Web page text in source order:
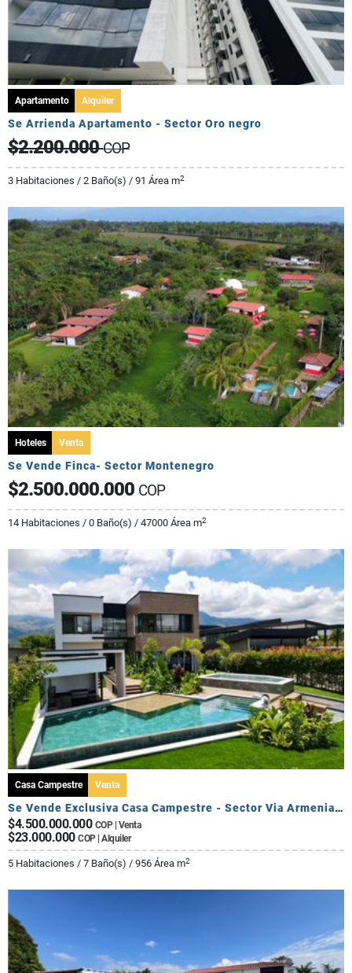
Apartamento Alquiler
Se Arrienda Apartamento - Sector Oro negro
$2.200.000COP
3 Habitaciones / 2 Baño(s) / 91 Área m2
Hoteles Venta
Se Vende Finca- Sector Montenegro
$2.500.000.000 COP
14 Habitaciones / 0 Baño(s) / 47000 Área m2
Casa Campestre Venta
Se Vende Exclusiva Casa Campestre - Sector Via Armenia Calarca
$4.500.000.000 COP | Venta
$23.000.000 COP | Alquiler
5 Habitaciones / 7 Baño(s) / 956 Área m2